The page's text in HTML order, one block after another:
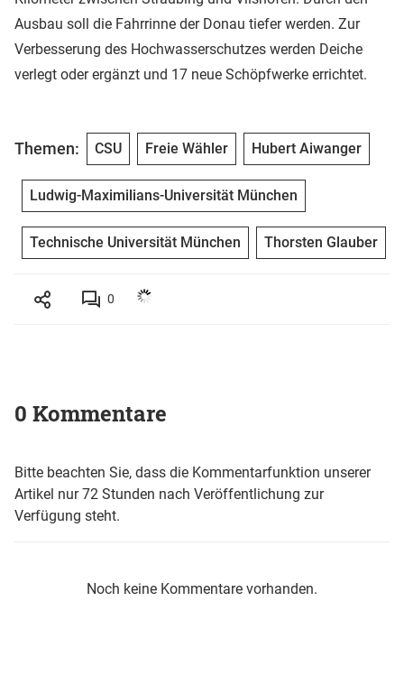
Ausbau soll die Fahrrinne der Donau tiefer werden. Zur
Verbesserung des Hochwasserschutzes werden Deiche
verlegt oder ergänzt und 17 neue Schöpfwerke errichtet.
Themen: CSU Freie Wähler Hubert Aiwanger
Ludwig-Maximilians-Universität München
Technische Universität München Thorsten Glauber
0
0 Kommentare
Bitte beachten Sie, dass die Kommentarfunktion unserer
Artikel nur 72 Stunden nach Veröffentlichung zur
Verfügung steht.
Noch keine Kommentare vorhanden.